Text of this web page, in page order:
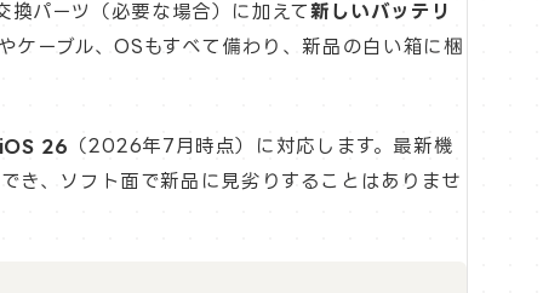
パーツ（必要な場合）に加えて新しいバッテリ
ケーブル、OSもすべて備わり、新品の白い箱に梱
26 （2026年7月時点）に対応します。最新機
き、ソフト面で新品に見劣りすることはありませ